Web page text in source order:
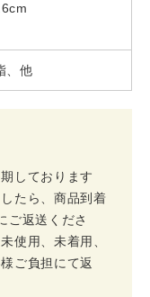
、他
しております
たら、商品到着
ご返送くださ
使用、未着用、
ご負担にて返